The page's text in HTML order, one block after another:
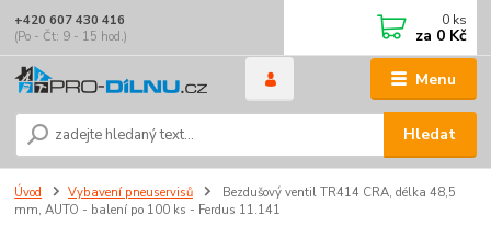
Menu
Hledat
+420 607 430 416
(Po - Čt: 9 - 15 hod.)
0 ks
za 0 Kč
Úvod Vybavení pneuservisů
Bezdušový ventil TR414 CRA, délka 48,5
mm, AUTO - balení po 100 ks - Ferdus 11.141